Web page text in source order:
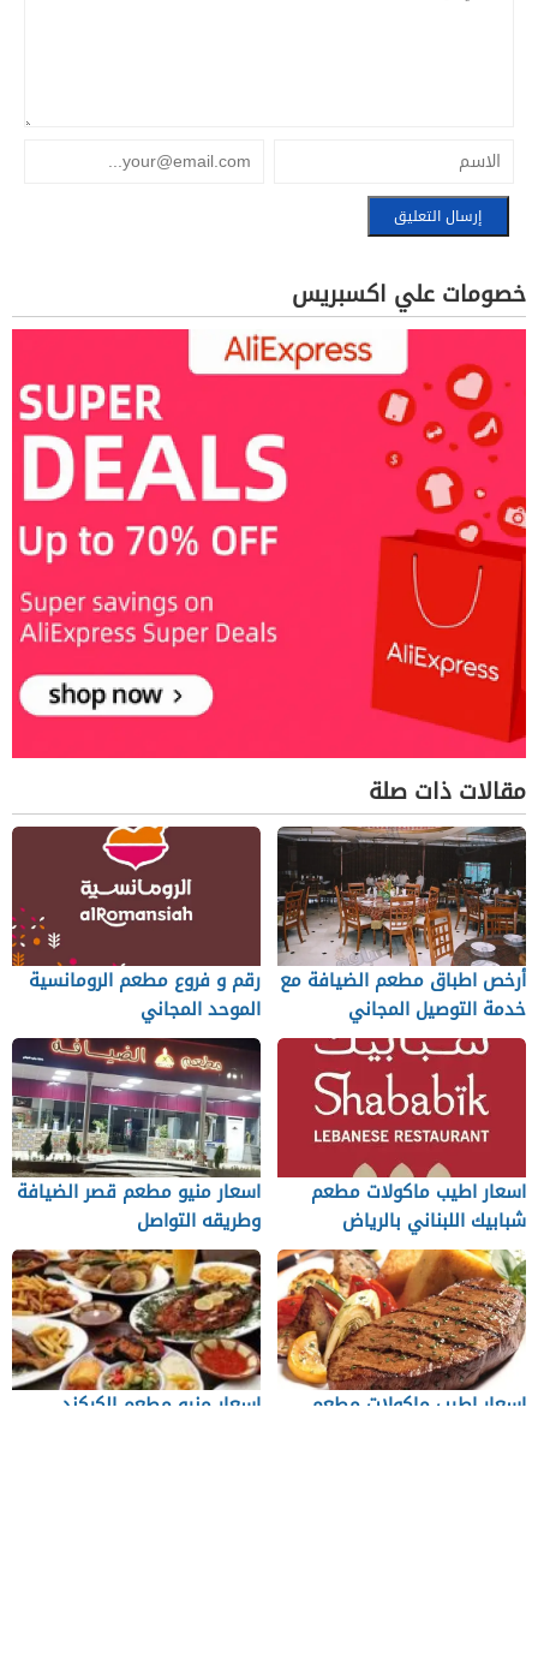
خصومات علي اكسبريس
مقالات ذات صلة
أرخص اطباق مطعم الضيافة مع
خدمة التوصيل المجاني
رقم و فروع مطعم الرومانسية
الموحد المجاني
اسعار اطيب ماكولات مطعم
شبابيك اللبناني بالرياض
اسعار منيو مطعم قصر الضيافة
وطريقه التواصل
اسعار اطيب ماكولات مطعم
اسعار منيو مطعم الكركند